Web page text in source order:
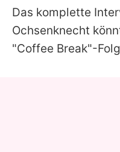
Das komplette
Ochsenknecht
"Coffee Break"-